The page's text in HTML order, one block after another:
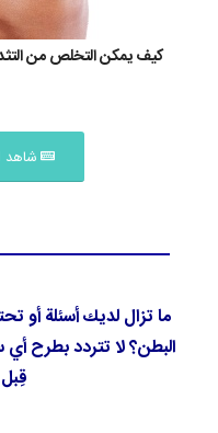
كيف يمكن التخلص من
شاهد
ما تزال لديك أسئلة أو
البطن؟ لا تتردد بطرح